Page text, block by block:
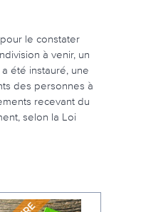
le constater
à venir, un
été instauré, une
des personnes à
recevant du
selon la Loi